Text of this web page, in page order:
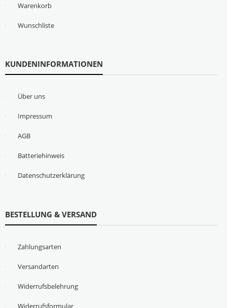
Warenkorb
Wunschliste
KUNDENINFORMATIONEN
Über uns
Impressum
AGB
Batteriehinweis
Datenschutzerklärung
BESTELLUNG & VERSAND
Zahlungsarten
Versandarten
Widerrufsbelehrung
Widerrufsformular